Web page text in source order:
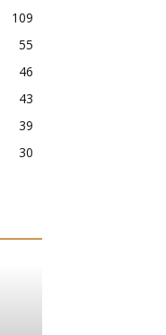
109
55
46
43
39
30